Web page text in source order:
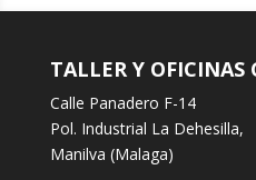
TALLER Y OFICINAS
Calle Panadero F-14
Pol. Industrial La Dehesilla,
Manilva (Malaga)